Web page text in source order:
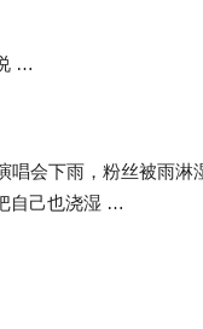
…
唱会下雨，粉丝被雨淋
自己也浇湿 …